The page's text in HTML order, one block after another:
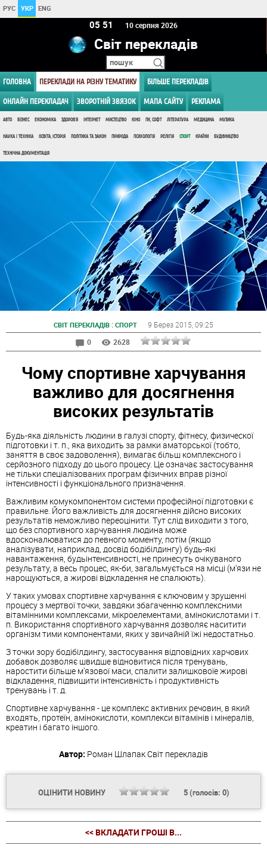
РУС УКР ENG
05:51 10 серпня 2026
Світ перекладів
ГОЛОВНА ПЕРЕКЛАДИ НА РІЗНУ ТЕМАТИКУ БІЛЬШЕ ПЕРЕКЛАДІВ
ОНЛАЙН ПЕРЕКЛАДАЧ ЗВОРОТНІЙ ЗВЯЗОК МАПА САЙТУ РЕКЛАМА
АВТО БІЗНЕС ЕКОНОМІКА ЗДОРОВ'Я ІНТЕРНЕТ МИСТЕЦТВО КІНО ПК, СОФТ ЛІТЕРАТУРА МЕДИЦИНА МУЗИКА
НАУКА І ТЕХНІКА ОСВІТА, ІСТОРІЯ ПОЛІТИКА ТА ЗАКОН ПРИРОДА ПСИХОЛОГІЯ РЕЛІГІЯ СПОРТ КРАЇНИ БУДІВНИЦТВО
ТЕХНІЧНА ДОКУМЕНТАЦІЯ
СВІТ ПЕРЕКЛАДІВ : СПОРТ 9 Берез 2015 , 09:25
0
2628
Чому спортивне харчування
важливо для досягнення
високих результатів
Будь-яка діяльність людини в галузі спорту, фітнесу, физическої
підготовки і т. п., яка виходить за рамки аматорської (тобто,
заняття в своє задоволення), вимагає більш комплексного і
серйозного підходу до цього процесу. Це означає застосування
не тільки спеціалізованих програм фізичних вправ різної
інтенсивності і функціонального призначення.
Важливим комукомпонентом системи професійної підготовки є
правильне. Його важливість для досягнення дійсно високих
результатів неможливо переоцінити. Тут слід виходити з того,
що без спортивного харчування людина може
вдосконалюватися до певного моменту, потім (якщо
аналізувати, наприклад, досвід бодібілдингу) будь-які
навантаження, будьінтенсивності, не принесуть очікуваного
результату, а весь процес, як-би, загальмується на місці (м'язи не
нарощуються, а жирові відкладення не спалюють).
У таких умовах спортивне харчування є ключовим у зрушенні
процесу з мертвої точки, завдяки збагаченню комплексними
вітамінними комплексами, мікроелементами, амінокислотами і т.
п. Використання спортивного харчування дозволяє наситити
організм тими компонентами, яких у звичайній їжі недостатньо.
З точки зору бодібілдингу, застосування відповідних харчових
добавок дозволяє швидше відновитися після тренувань,
наростити більше м'язової маси, спалити залишковоїе жирові
відкладення, підвищити інтенсивність і продуктивність
тренувань і т. д.
Спортивне харчування - це комплекс активних речовин, в який
входять, протеїн, амінокислоти, комплекси вітамінів і мінералів,
креатин і багато іншого.
Автор: Роман ШлапакСвіт перекладів
ОЦІНИТИ НОВИНУ 5(голосів: 0)
<< ВКЛАДАТИ ГРОШІ В...